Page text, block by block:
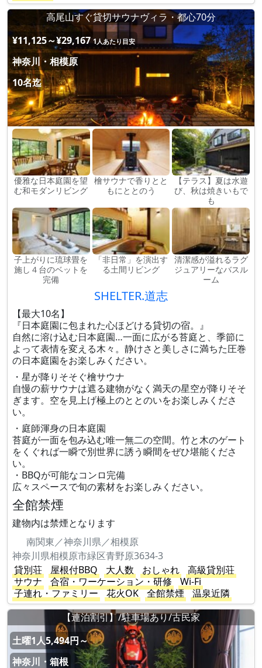
高尾山すぐ貸切サウナヴィラ・都心70分
¥11,125～¥29,167 1人あたり目安
神奈川・相模原
10名迄
優雅な日本庭園を望
む和モダンリビング
檜サウナで香りとと
もにととのう
【テラス】夏は水遊
び、秋は焼きいもで
も
子上がりに琉球畳を
施し４台のベットを
完備
「非日常」を演出す
る土間リビング
清潔感が溢れるラグ
ジュアリーなバスル
ーム
SHELTER.道志
【最大10名】
『日本庭園に包まれた心ほどける貸切の宿。』
自然に溶け込む日本庭園…一面に広がる苔庭と、季節に
よって表情を変える木々。静けさと美しさに満ちた圧巻
の日本庭園をお楽しみください。
・星が降りそそぐ檜サウナ
自慢の薪サウナは遮る建物がなく満天の星空が降りそそ
ぎます。空を見上げ極上のととのいをお楽しみくださ
い。
・庭師渾身の日本庭園
苔庭が一面を包み込む唯一無二の空間。竹と木のゲート
をくぐれば一瞬で別世界に誘う瞬間をぜひ堪能くださ
い。
・BBQが可能なコンロ完備
広々スペースで旬の素材をお楽しみください。
全館禁煙
建物内は禁煙となります
南関東／神奈川県／相模原
神奈川県相模原市緑区青野原3634-3
貸別荘
屋根付BBQ 大人数 おしゃれ
高級貸別荘
サウナ
合宿・ワーケーション・研修
Wi-Fi
子連れ・ファミリー
花火OK 全館禁煙
温泉近隣
【連泊割引】/駐車場あり/古民家
土曜1人5,494円～
神奈川・箱根